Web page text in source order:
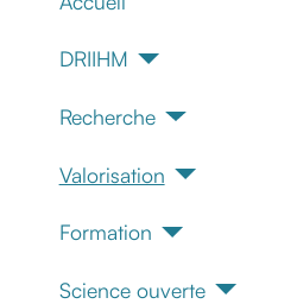
DRIIHM
Recherche
Valorisation
Formation
Science ouverte